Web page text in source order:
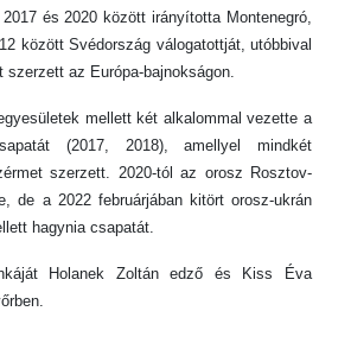
és 2020 között irányította Montenegró,
között Svédország válogatottját, utóbbival
szerzett az Európa-bajnokságon.
mellett két alkalommal vezette a
(2017, 2018), amellyel mindkét
szerzett. 2020-tól az orosz Rosztov-
de a 2022 februárjában kitört orosz-ukrán
hagynia csapatát.
Holanek Zoltán edző és Kiss Éva